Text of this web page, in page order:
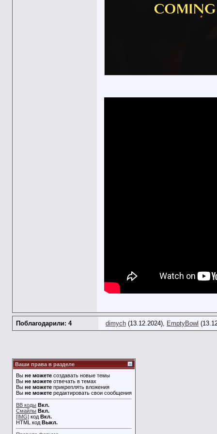
Поблагодарили: 4 dimych (13.12.2024), EmptyBowl
Ваши права в разделе
Вы не можете создавать новые темы
Вы не можете отвечать в темах
Вы не можете прикреплять вложения
Вы не можете редактировать свои сообщения
BB коды Вкл.
Смайлы Вкл.
[IMG] код Вкл.
HTML код Выкл.